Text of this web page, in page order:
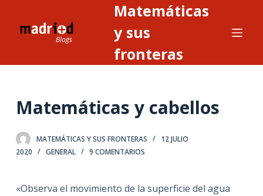
o
Matemáticas
y sus
fronteras
Matemáticas y cabellos
MATEMÁTICAS Y SUS FRONTERAS
12 JULIO
2020
GENERAL 9 COMENTARIOS
«Observa el movimiento de la superficie del agua